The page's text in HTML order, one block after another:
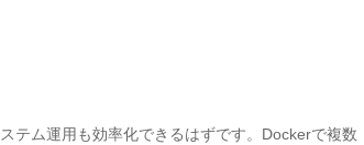
テム運用も効率化できるはずです。Dockerで複数